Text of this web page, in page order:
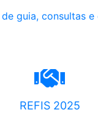
de guia, consultas
REFIS 2025